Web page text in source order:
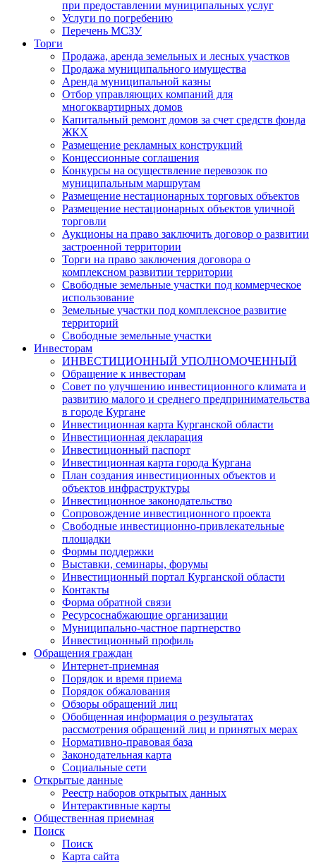
при предоставлении муниципальных услуг
Услуги по погребению
Перечень МСЗУ
Торги
Продажа, аренда земельных и лесных участков
Продажа муниципального имущества
Аренда муниципальной казны
Отбор управляющих компаний для
многоквартирных домов
Капитальный ремонт домов за счет средств фонда
ЖКХ
Размещение рекламных конструкций
Концессионные соглашения
Конкурсы на осуществление перевозок по
муниципальным маршрутам
Размещение нестационарных торговых объектов
Размещение нестационарных объектов уличной
торговли
Аукционы на право заключить договор о развитии
застроенной территории
Торги на право заключения договора о
комплексном развитии территории
Свободные земельные участки под коммерческое
использование
Земельные участки под комплексное развитие
территорий
Свободные земельные участки
Инвесторам
ИНВЕСТИЦИОННЫЙ УПОЛНОМОЧЕННЫЙ
Обращение к инвесторам
Совет по улучшению инвестиционного климата и
развитию малого и среднего предпринимательства
в городе Кургане
Инвестиционная карта Курганской области
Инвестиционная декларация
Инвестиционный паспорт
Инвестиционная карта города Кургана
План создания инвестиционных объектов и
объектов инфраструктуры
Инвестиционное законодательство
Сопровождение инвестиционного проекта
Свободные инвестиционно-привлекательные
площадки
Формы поддержки
Выставки, семинары, форумы
Инвестиционный портал Курганской области
Контакты
Форма обратной связи
Ресурсоснабжающие организации
Муниципально-частное партнерство
Инвестиционный профиль
Обращения граждан
Интернет-приемная
Порядок и время приема
Порядок обжалования
Обзоры обращений лиц
Обобщенная информация о результатах
рассмотрения обращений лиц и принятых мерах
Нормативно-правовая база
Законодательная карта
Социальные сети
Открытые данные
Реестр наборов открытых данных
Интерактивные карты
Общественная приемная
Поиск
Поиск
Карта сайта